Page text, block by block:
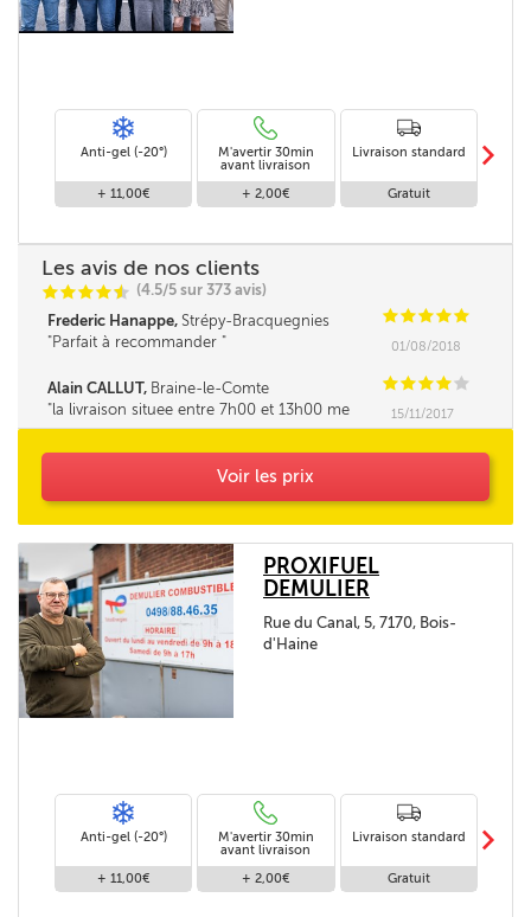
Anti-gel (-20°)
+ 11,00€
M'avertir 30min
avant livraison
+ 2,00€
Livraison standard
Gratuit
m
Les avis de nos clients
CCCCi
@ (4.5/5 sur 373 avis)
Frederic Hanappe, Strépy-Bracquegnies CCCCC
Parfait à recommander
01/08/2018
Alain CALLUT, Braine-le-Comte CCCC C
la livraison situee entre 7h00 et 13h00 me
parait tres longue. la fourchette ne pourrait elle
15/11/2017
Voir les prix
PROXIFUEL
DEMULIER
Rue du Canal, 5, 7170, Bois-
d'Haine
Anti-gel (-20°)
+ 11,00€
M'avertir 30min
avant livraison
+ 2,00€
Livraison standard
Gratuit
m